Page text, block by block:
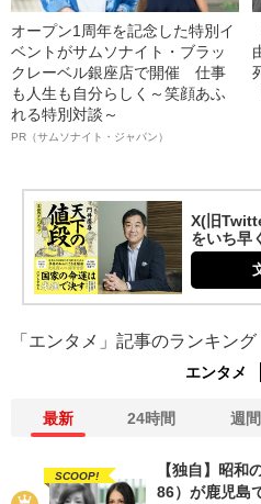
オープン1周年を記念した特別イ
ベントがサムソナイト・ブラッ
クレーベル銀座店で開催 仕事
も人生も自分らしく～笑顔あふ
れる特別対談～
PR（サムソナイト・ジャパン）
X(旧
をいち早
「エンタメ」記事のランキング
エンタメ
最新 24時間 週間
SCOOP!
【独自】昭和
86）が鹿児島